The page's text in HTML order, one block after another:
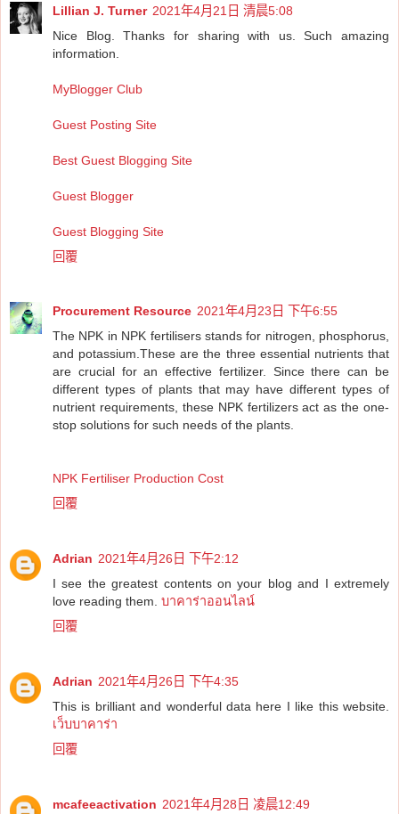
Lillian J. Turner 2021年4月21日 清晨5:08
Nice Blog. Thanks for sharing with us. Such amazing
information.
MyBlogger Club
Guest Posting Site
Best Guest Blogging Site
Guest Blogger
Guest Blogging Site
回覆
Procurement Resource 2021年4月23日 下午6:55
The NPK in NPK fertilisers stands for nitrogen, phosphorus,
and potassium.These are the three essential nutrients that
are crucial for an effective fertilizer. Since there can be
different types of plants that may have different types of
nutrient requirements, these NPK fertilizers act as the one-
stop solutions for such needs of the plants.
NPK Fertiliser Production Cost
回覆
Adrian 2021年4月26日 下午2:12
I see the greatest contents on your blog and I extremely
love reading them. บาคาร่าออนไลน์
回覆
Adrian 2021年4月26日 下午4:35
This is brilliant and wonderful data here I like this website.
เว็บบาคาร่า
回覆
mcafeeactivation 2021年4月28日 凌晨12:49